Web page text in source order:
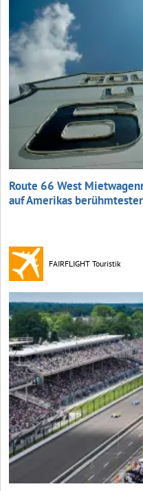
Route 66 West
auf Amerikas
FAIRFLIGHT Touristik